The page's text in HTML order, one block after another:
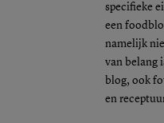
specifieke
een
namelijk
van belang
blog, ook
en